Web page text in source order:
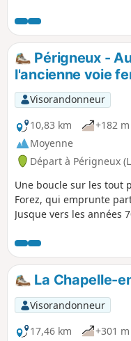
Périgneux -
l'ancienne voie
Visorandonneur
10,83 km
+182 m
Moyenne
Départ à Périgneux
Une boucle sur les tout
Forez, qui emprunte
Jusque vers les années
vélo mais aussi à pied,
Saint-Marcellin-en-
de cette "Aventure du
architecturaux laissés
La Chapelle-
Visorandonneur
17,46 km
+301 m